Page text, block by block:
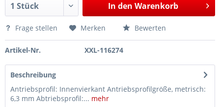
In den Warenkorb
Frage stellen Merken Bewerten
Artikel-Nr. XXL-116274
Beschreibung
Antriebsprofil: Innenvierkant Antriebsprofilgröße, metrisch:
6,3 mm Abtriebsprofil:... mehr